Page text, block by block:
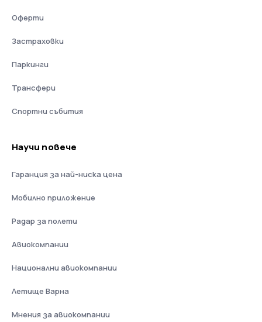
Оферти
Застраховки
Паркинги
Трансфери
Спортни събития
Научи повече
Гаранция за най-ниска цена
Мобилно приложение
Радар за полети
Авиокомпании
Национални авиокомпании
Летище Варна
Мнения за авиокомпании